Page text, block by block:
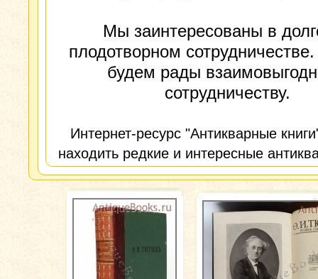
Мы заинтересованы в
плодотворном
будем рады
сотрудничеству.
Интернет-ресурс "Антикварные
находить редкие и интересные